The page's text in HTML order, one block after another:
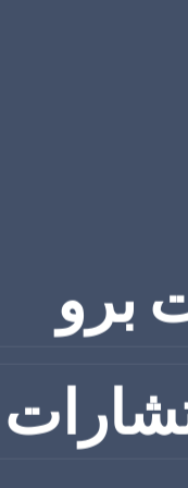
برو